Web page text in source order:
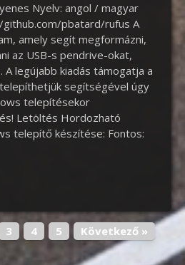
Nyelv: angol / magyar
pbatard/rufus A
amely segít megformázni,
az USB-s pendrive-okat,
legújabb kiadás támogatja a
segítségével úgy
telepítésekor
Letöltés Hordozható
telepítő készítése: Fontos:
3 4 5 Következő »